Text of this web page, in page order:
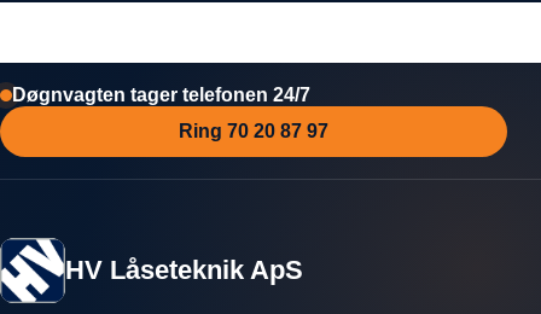
Døgnvagten tager telefonen 24/7
Ring 70 20 87 97
HV Låseteknik ApS